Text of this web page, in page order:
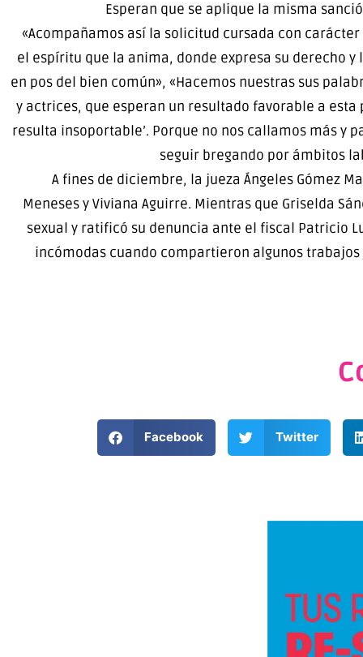
Esperan que se aplique la misma
«Acompañamos así la solicitud cursada con
el espíritu que la anima, donde expresa su derecho
en pos del bien común», «Hacemos nuestras sus
y actrices, que esperan un resultado favorable a
resulta insoportable’. Porque no nos callamos más y
seguir bregando por ámbitos
A fines de diciembre, la jueza Ángeles Gómez
Meneses y Viviana Aguirre. Mientras que Griselda
sexual y ratificó su denuncia ante el fiscal Patricio
incómodas cuando compartieron algunos
Facebook Twitter